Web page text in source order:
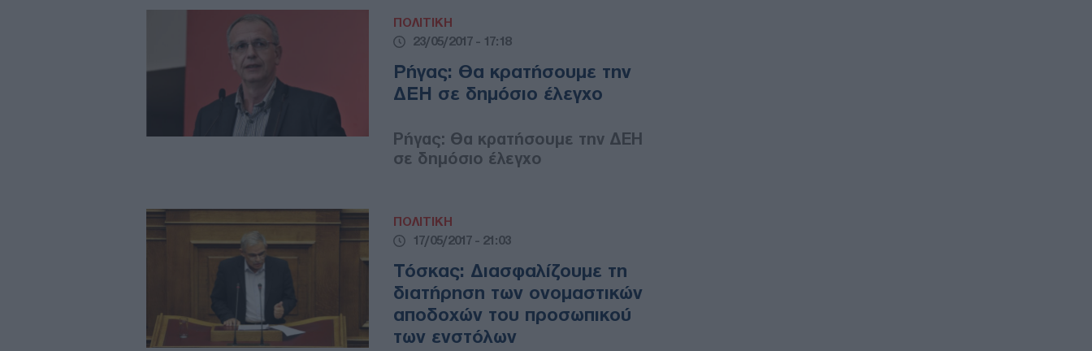
ΠΟΛΙΤΙΚΗ
23/05/2017 - 17:18
Ρήγας: Θα κρατήσουμε την
ΔΕΗ σε δημόσιο έλεγχο
Ρήγας: Θα κρατήσουμε την ΔΕΗ
σε δημόσιο έλεγχο
ΠΟΛΙΤΙΚΗ
17/05/2017 - 21:03
Τόσκας: Διασφαλίζουμε τη
διατήρηση των ονομαστικών
αποδοχών του προσωπικού
των ενστόλων